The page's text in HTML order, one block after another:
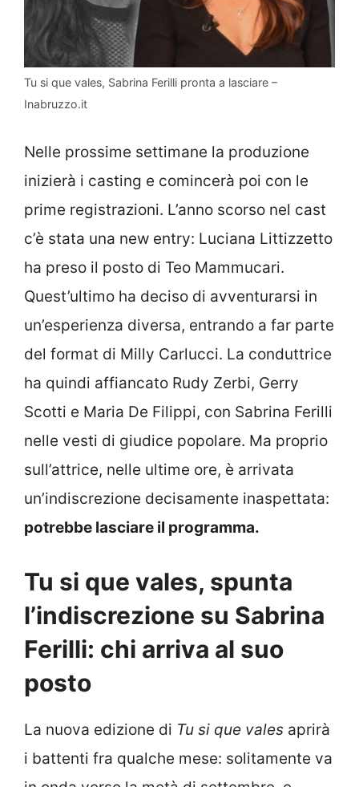
Tu si que vales, Sabrina Ferilli pronta a lasciare –
Inabruzzo.it
Nelle prossime settimane la produzione
inizierà i casting e comincerà poi con le
prime registrazioni. L’anno scorso nel cast
c’è stata una new entry: Luciana Littizzetto
ha preso il posto di Teo Mammucari.
Quest’ultimo ha deciso di avventurarsi in
un’esperienza diversa, entrando a far parte
del format di Milly Carlucci. La conduttrice
ha quindi affiancato Rudy Zerbi, Gerry
Scotti e Maria De Filippi, con Sabrina Ferilli
nelle vesti di giudice popolare. Ma proprio
sull’attrice, nelle ultime ore, è arrivata
un’indiscrezione decisamente inaspettata:
potrebbe lasciare il programma.
Tu si que vales, spunta
l’indiscrezione su Sabrina
Ferilli: chi arriva al suo
posto
La nuova edizione di Tu si que vales aprirà
i battenti fra qualche mese: solitamente va